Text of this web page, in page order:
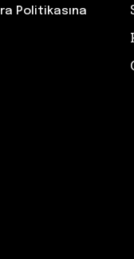
Politikasına